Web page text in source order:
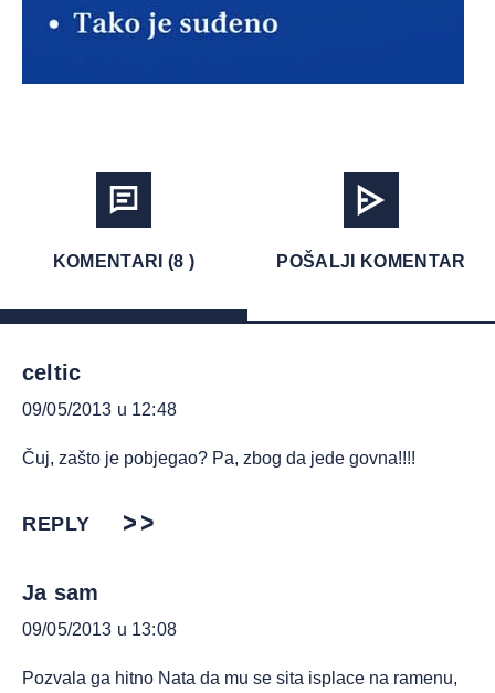
KOMENTARI (8 ) POŠALJI KOMENTAR
celtic
09/05/2013 u 12:48
Čuj, zašto je pobjegao? Pa, zbog da jede govna!!!!
REPLY
Ja sam
09/05/2013 u 13:08
Pozvala ga hitno Nata da mu se sita isplace na ramenu,